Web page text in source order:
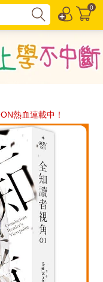
0
熱血連載中！